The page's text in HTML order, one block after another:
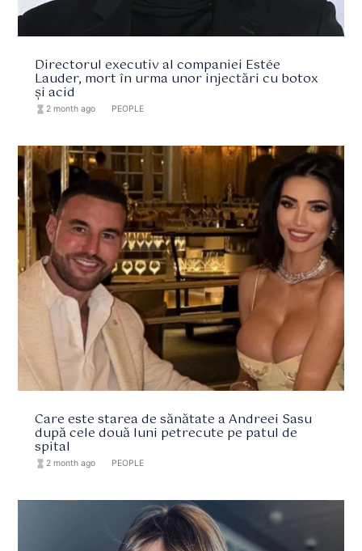
Directorul executiv al companiei Estée
Lauder, mort în urma unor injectări cu botox
și acid
hourglass_full 2 month ago PEOPLE
Care este starea de sănătate a Andreei Sasu
după cele două luni petrecute pe patul de
spital
hourglass_full 2 month ago PEOPLE